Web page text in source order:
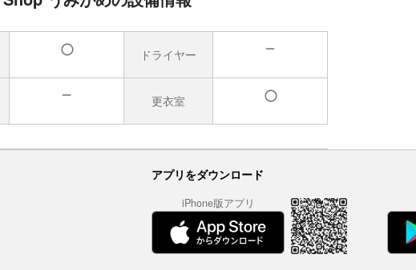
ドライヤー
更衣室
アプリをダウンロード
iPhone版アプリ